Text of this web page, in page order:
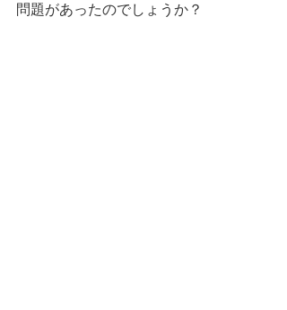
問題があったのでしょうか？